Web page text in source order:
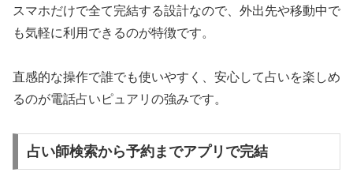
スマホだけで全て完結する設計なので、外出先や移動中で
も気軽に利用できるのが特徴です。
直感的な操作で誰でも使いやすく、安心して占いを楽しめ
るのが電話占いピュアリの強みです。
占い師検索から予約までアプリで完結